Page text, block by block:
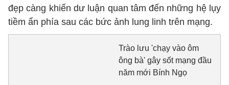
đẹp càng khiến dư luận quan tâm đến những hệ lụy
tiềm ẩn phía sau các bức ảnh lung linh trên mạng.
Trào lưu 'chạy vào ôm
ông bà' gây sốt mạng đầu
năm mới Bính Ngọ